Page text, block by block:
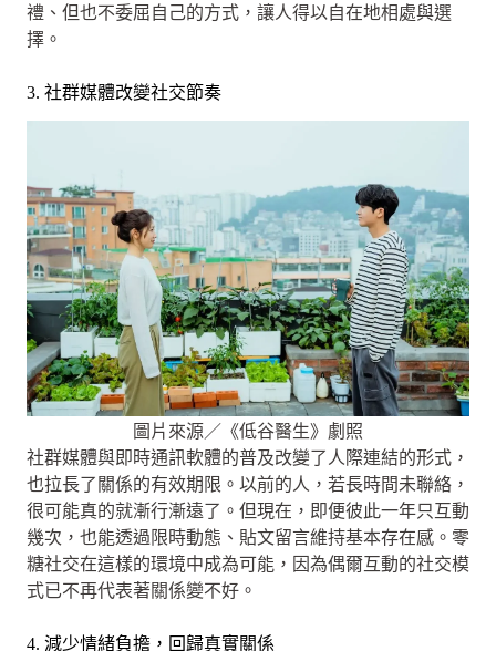
禮、但也不委屈自己的方式，讓人得以自在地相處與選
擇。
3. 社群媒體改變社交節奏
圖片來源／《低谷醫生》劇照
社群媒體與即時通訊軟體的普及改變了人際連結的形式，
也拉長了關係的有效期限。以前的人，若長時間未聯絡，
很可能真的就漸行漸遠了。但現在，即便彼此一年只互動
幾次，也能透過限時動態、貼文留言維持基本存在感。零
糖社交在這樣的環境中成為可能，因為偶爾互動的社交模
式已不再代表著關係變不好。
4. 減少情緒負擔，回歸真實關係